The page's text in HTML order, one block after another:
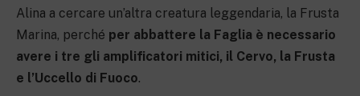
Alina a cercare un’altra creatura leggendaria, la Frusta
Marina, perché per abbattere la Faglia è necessario
avere i tre gli amplificatori mitici, il Cervo, la Frusta
e l’Uccello di Fuoco.